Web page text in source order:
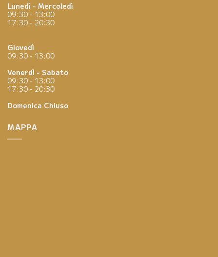
Lunedì - Mercoledì
09:30 - 13:00
17:30 - 20:30
Giovedì
09:30 - 13:00
Venerdì - Sabato
09:30 - 13:00
17:30 - 20:30
Domenica Chiuso
MAPPA